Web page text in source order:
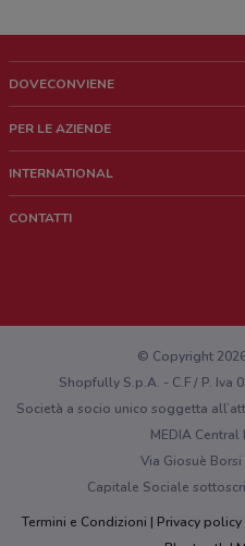
DOVECONVIENE
Chi siamo
Lavora con noi
PER LE AZIENDE
Richieste commerciali e marketing
INTERNATIONAL
CONTATTI
Hai un malfunzionamento sul web o
© Copyright
Shopfully S.p.A. - C.F / P. Iva
Società a socio unico soggetta
MEDIA
Via Giosuè
Capitale Sociale
Termini e Condizioni
Privacy policy